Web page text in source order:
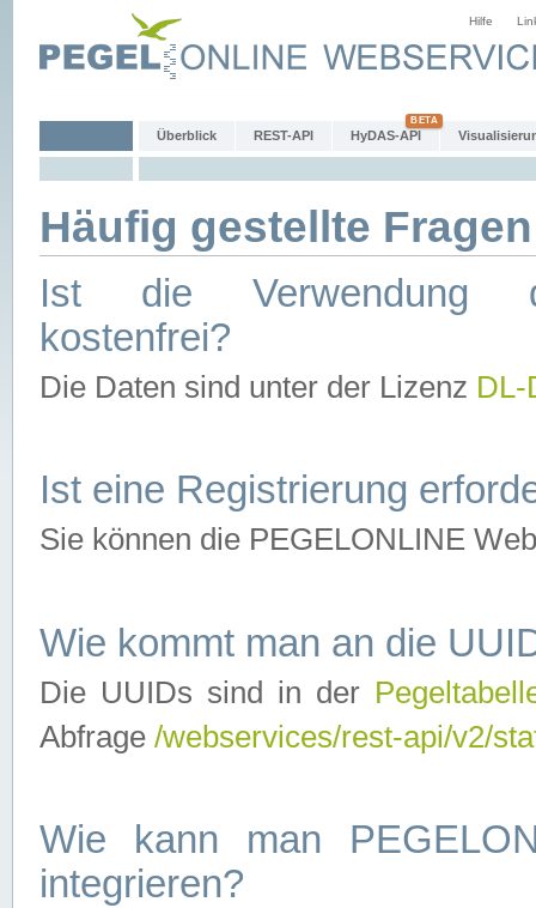
Hilfe
Überblick REST-API HyDAS-API
Häufig gestellte
Ist die Verwendung
kostenfrei?
Die Daten sind unter der Lizenz
Ist eine Registrierung
Sie können die PEGELONLINE
Wie kommt man an die
Die UUIDs sind in der
Abfrage /webservices/rest-api/v2/
Wie kann man
integrieren?